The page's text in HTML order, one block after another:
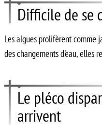
Difficile de se
Les algues prolifèrent comme
des changements d'eau, elles
Le pléco
arrivent